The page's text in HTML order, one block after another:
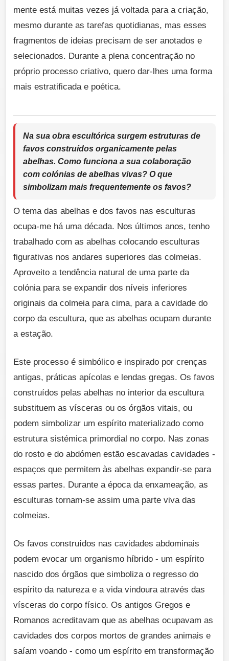
mente está muitas vezes já voltada para a criação,
mesmo durante as tarefas quotidianas, mas esses
fragmentos de ideias precisam de ser anotados e
selecionados. Durante a plena concentração no
próprio processo criativo, quero dar-lhes uma forma
mais estratificada e poética.
Na sua obra escultórica surgem estruturas de
favos construídos organicamente pelas
abelhas. Como funciona a sua colaboração
com colónias de abelhas vivas? O que
simbolizam mais frequentemente os favos?
O tema das abelhas e dos favos nas esculturas
ocupa-me há uma década. Nos últimos anos, tenho
trabalhado com as abelhas colocando esculturas
figurativas nos andares superiores das colmeias.
Aproveito a tendência natural de uma parte da
colónia para se expandir dos níveis inferiores
originais da colmeia para cima, para a cavidade do
corpo da escultura, que as abelhas ocupam durante
a estação.
Este processo é simbólico e inspirado por crenças
antigas, práticas apícolas e lendas gregas. Os favos
construídos pelas abelhas no interior da escultura
substituem as vísceras ou os órgãos vitais, ou
podem simbolizar um espírito materializado como
estrutura sistémica primordial no corpo. Nas zonas
do rosto e do abdómen estão escavadas cavidades -
espaços que permitem às abelhas expandir-se para
essas partes. Durante a época da enxameação, as
esculturas tornam-se assim uma parte viva das
colmeias.
Os favos construídos nas cavidades abdominais
podem evocar um organismo híbrido - um espírito
nascido dos órgãos que simboliza o regresso do
espírito da natureza e a vida vindoura através das
vísceras do corpo físico. Os antigos Gregos e
Romanos acreditavam que as abelhas ocupavam as
cavidades dos corpos mortos de grandes animais e
saíam voando - como um espírito em transformação